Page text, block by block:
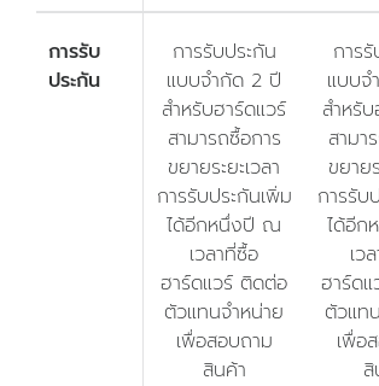
การรับ
ประกัน
การรับประกัน
แบบจำกัด 2 ปี
สำหรับฮาร์ดแวร์
สามารถซื้อการ
ขยายระยะเวลา
การรับประกันเพิ่ม
ได้อีกหนึ่งปี ณ
เวลาที่ซื้อ
ฮาร์ดแวร์ ติดต่อ
ตัวแทนจำหน่าย
เพื่อสอบถาม
สินค้า
การ
แบบจ
สำหรั
สามา
ขยาย
การรับ
ได้อี
เว
ฮาร์ด
ตัวแท
เพื่อ